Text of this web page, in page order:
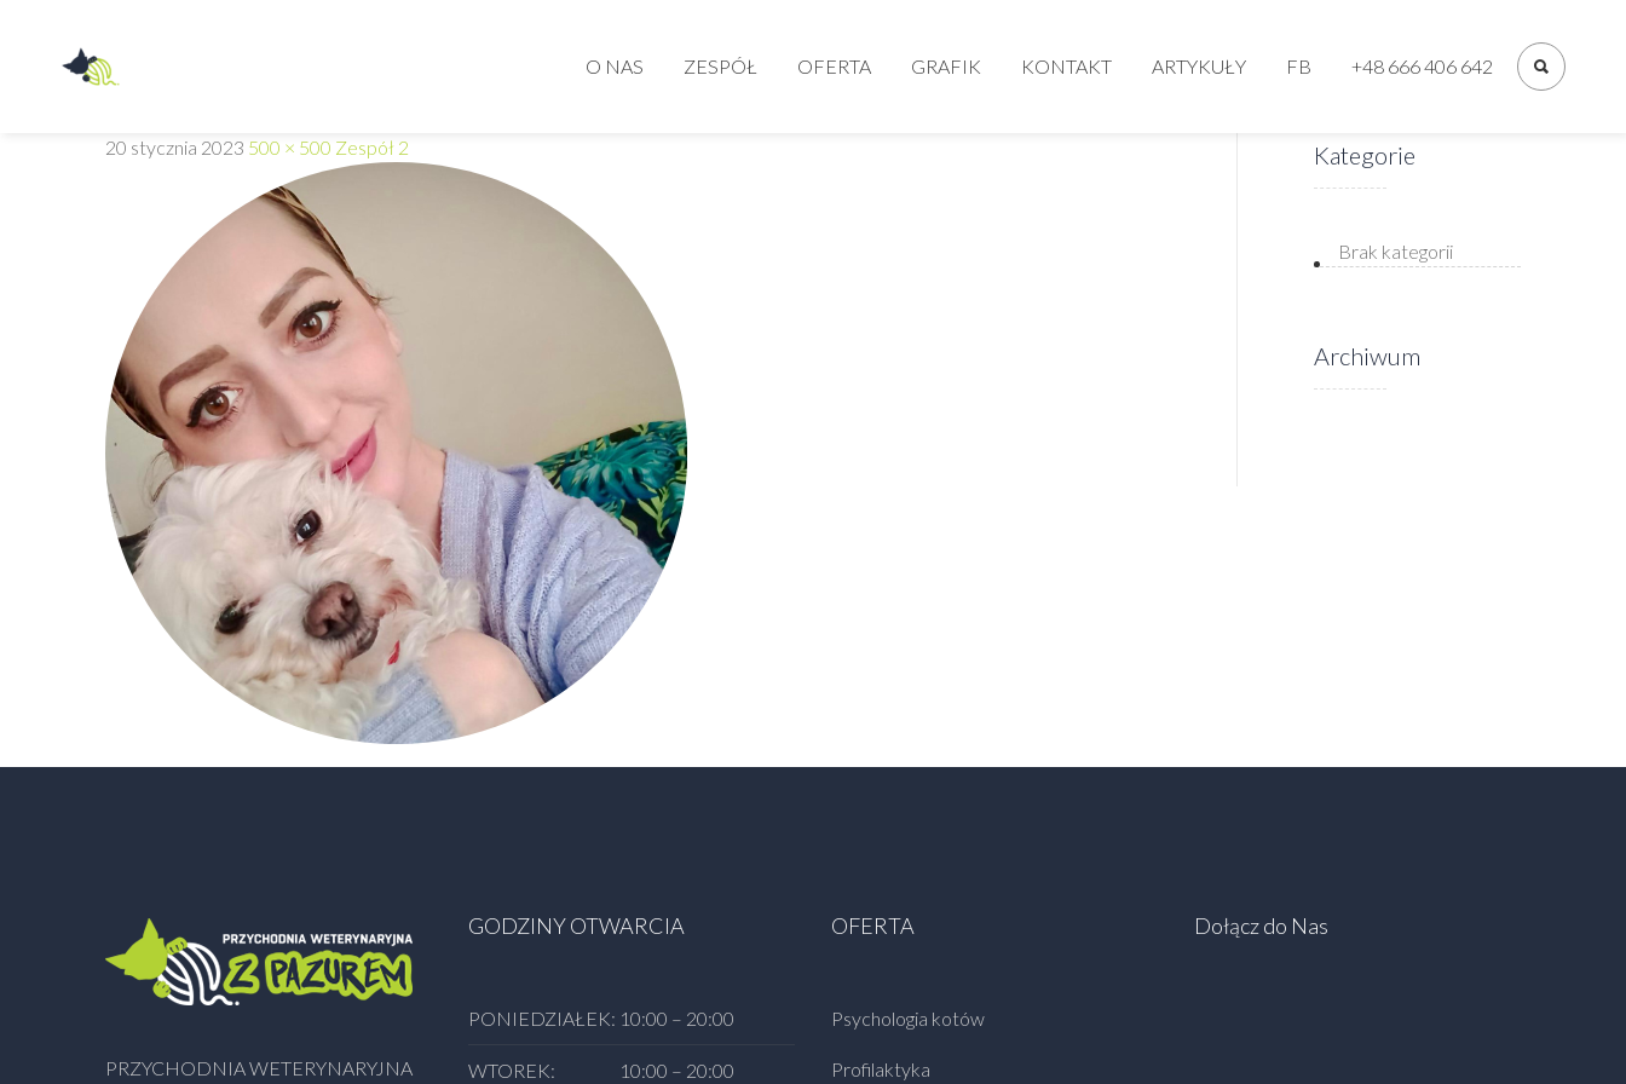
Weterynaryjna
Menu
O NAS
ZESPÓŁ OFERTA GRAFIK KONTAKT ARTYKUŁY FB +48 666 406 642
20 stycznia 2023 500 × 500 Zespół 2 Kategorie
Brak kategorii
Archiwum
PRZYCHODNIA WETERYNARYJNA
GODZINY OTWARCIA
PONIEDZIAŁEK: 10:00 – 20:00
WTOREK: 10:00 – 20:00
OFERTA
Psychologia kotów
Profilaktyka
Dołącz do Nas